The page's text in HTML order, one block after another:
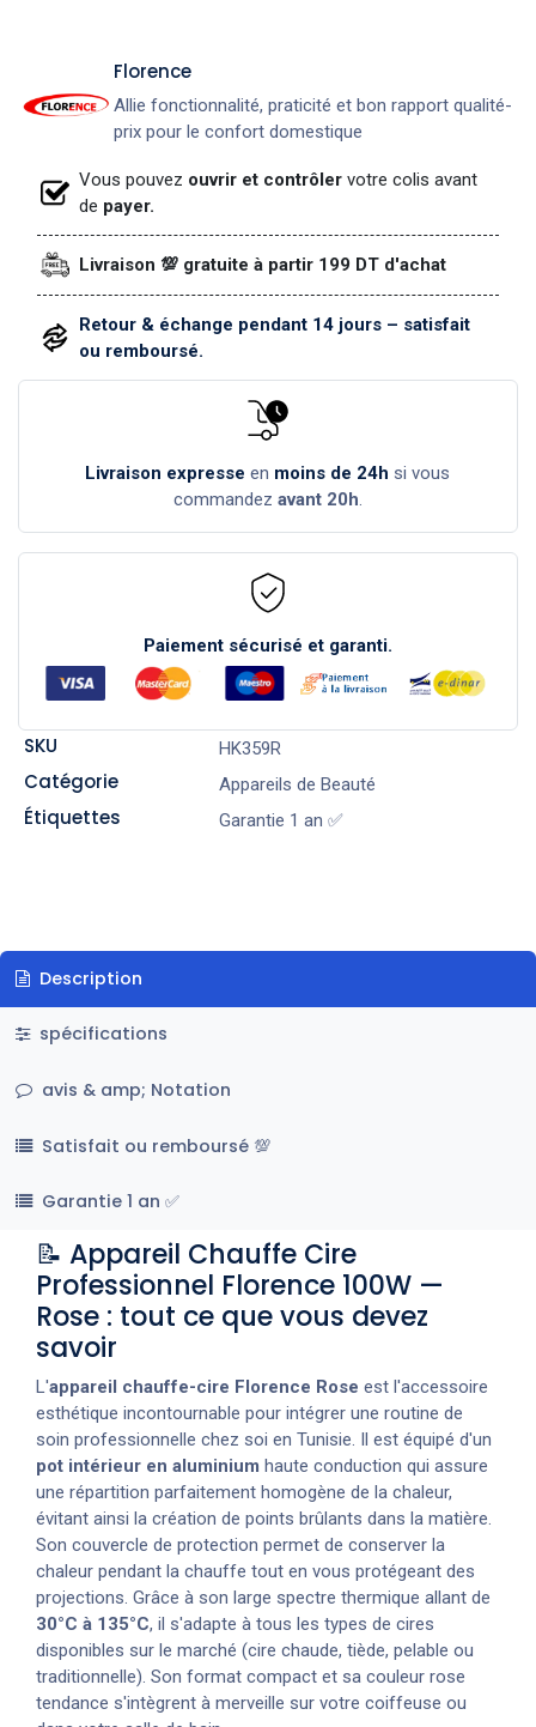
​Florence
Allie fonctionnalité, praticité et bon rapport qualité-
prix pour le confort domestique
Vous pouvez ouvrir et contrôler votre colis avant
de payer.
Livraison 💯 gratuite à partir 199 DT d'achat
Retour & échange pendant 14 jours – satisfait
ou remboursé.
Livraison expresse en moins de 24h si vous
commandez avant 20h.
Paiement sécurisé et garanti.
SKU HK359R
Catégorie Appareils de Beauté
Étiquettes Garantie 1 an ✅
Description
spécifications
avis & amp; Notation
Satisfait ou remboursé 💯
Garantie 1 an ✅
📝 Appareil Chauffe Cire
Professionnel Florence 100W —
Rose : tout ce que vous devez
savoir
L'appareil chauffe-cire Florence Rose est l'accessoire
esthétique incontournable pour intégrer une routine de
soin professionnelle chez soi en Tunisie. Il est équipé d'un
pot intérieur en aluminium haute conduction qui assure
une répartition parfaitement homogène de la chaleur,
évitant ainsi la création de points brûlants dans la matière.
Son couvercle de protection permet de conserver la
chaleur pendant la chauffe tout en vous protégeant des
projections. Grâce à son large spectre thermique allant de
30°C à 135°C, il s'adapte à tous les types de cires
disponibles sur le marché (cire chaude, tiède, pelable ou
traditionnelle). Son format compact et sa couleur rose
tendance s'intègrent à merveille sur votre coiffeuse ou